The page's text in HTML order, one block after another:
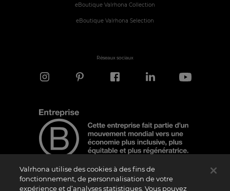
eBoutique Valrhona Collection
eBoutique Valrhona Selection
Réseaux sociaux
Valrhona utilise des cookies à des fins de
fonctionnement, de personnalisation de votre
expérience et d’analyses statistiques. Vous pouvez